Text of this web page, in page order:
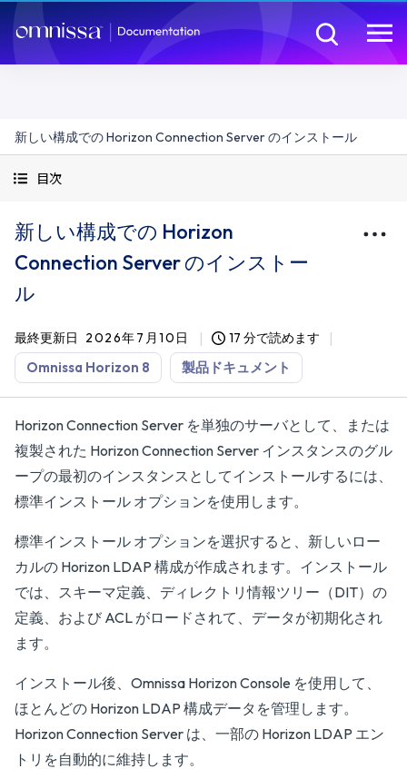
新しい構成での Horizon Connection Server のインストール
目次
新しい構成での Horizon
Connection Server のインストー
ル
最終更新日 2026年7月10日 17 分で読めます
Omnissa Horizon 8 製品ドキュメント
Horizon Connection Server を単独のサーバとして、または
複製された Horizon Connection Server インスタンスのグル
ープの最初のインスタンスとしてインストールするには、
標準インストール オプションを使用します。
標準インストール オプションを選択すると、新しいロー
カルの Horizon LDAP 構成が作成されます。インストール
では、スキーマ定義、ディレクトリ情報ツリー（DIT）の
定義、および ACL がロードされて、データが初期化され
ます。
インストール後、Omnissa Horizon Console を使用して、
ほとんどの Horizon LDAP 構成データを管理します。
Horizon Connection Server は、一部の Horizon LDAP エン
トリを自動的に維持します。